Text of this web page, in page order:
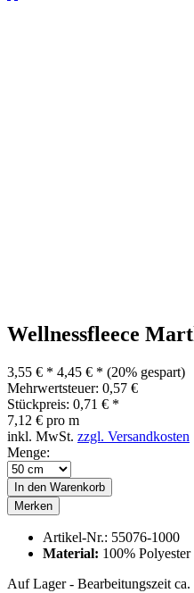
Wellnessfleece
3,55 € * 4,45 € * (20% gespart)
Mehrwertsteuer: 0,57 €
Stückpreis: 0,71 € *
7,12 € pro m
inkl. MwSt. zzgl. Versandkosten
Menge:
In den Warenkorb
Merken
Artikel-Nr.: 55076-1000
Material: 100% Polyester
Auf Lager - Bearbeitungszeit ca.